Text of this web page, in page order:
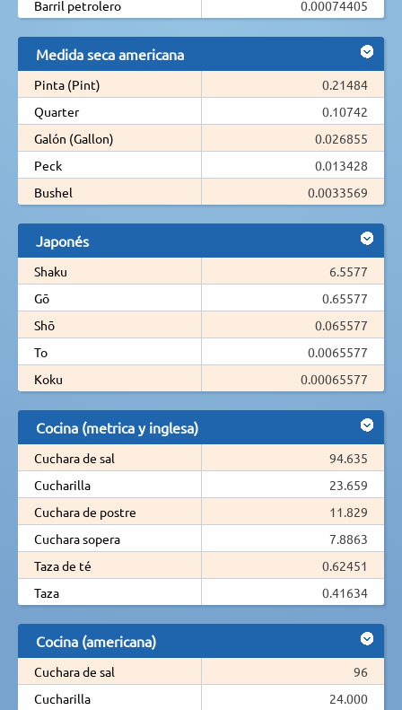
Barril petrolero 0.00074405
Medida seca americana
Pinta (Pint)
0.21484
Quarter
0.10742
Galón (Gallon)
0.026855
Peck
0.013428
Bushel
0.0033569
Japonés
Shaku
6.5577
Gō
0.65577
Shō
0.065577
To
0.0065577
Koku
0.00065577
Cocina (metrica y inglesa)
Cuchara de sal
94.635
Cucharilla
23.659
Cuchara de postre
11.829
Cuchara sopera
7.8863
Taza de té
0.62451
Taza
0.41634
Cocina (americana)
Cuchara de sal
96
Cucharilla
24.000